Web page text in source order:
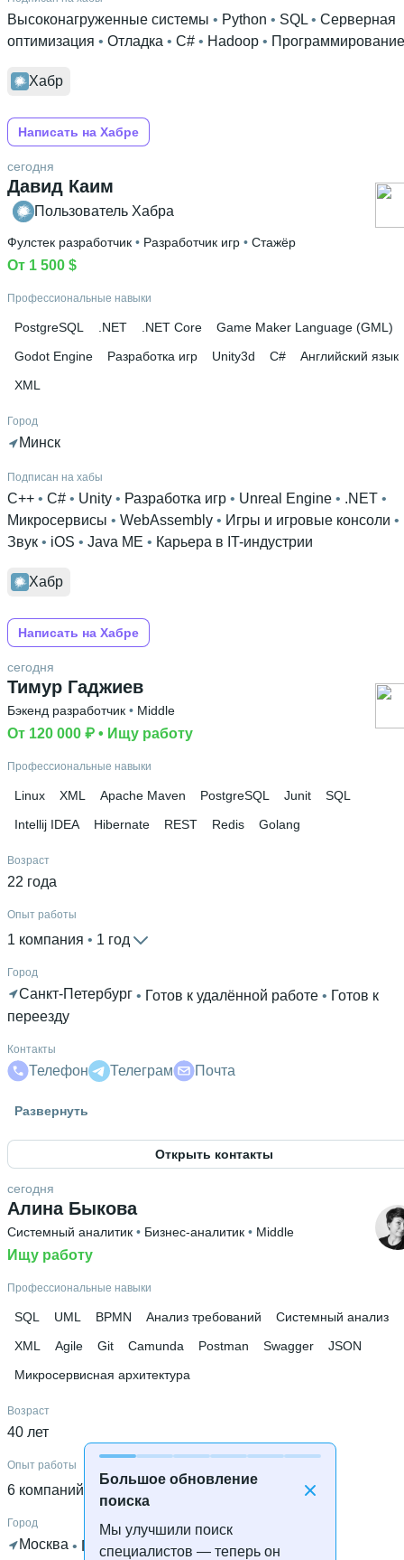
Большое обновление
поиска
Мы улучшили поиск
специалистов — теперь он
Высоконагруженные системы • Python • SQL • Серверная
оптимизация • Отладка • C# • Hadoop • Программирование
Хабр
Написать на Хабре
Давид Каим
сегодня
Пользователь Хабра
Фулстек разработчик • Разработчик игр • Стажёр
От 1 500 $
Профессиональные навыки
PostgreSQL .NET .NET Core
Game Maker Language (GML)
Godot Engine
Разработка игр Unity3d C#
Английский язык
XML
Город
Минск
Подписан на хабы
C++ • C# • Unity • Разработка игр • Unreal Engine • .NET
Микросервисы • WebAssembly • Игры и игровые консоли
Звук • iOS • Java ME • Карьера в IT-индустрии
Хабр
Написать на Хабре
Тимур Гаджиев
сегодня
Бэкенд разработчик • Middle
От 120 000 ₽ • Ищу работу
Профессиональные навыки
Linux XML Apache Maven PostgreSQL Junit
SQL
Intellij IDEA
Hibernate REST Redis Golang
Возраст
22 года
Опыт работы
1 компания 1 год
Город
Санкт-Петербург • Готов к удалённой работе • Готов к
переезду
Контакты
Телефон Телеграм Почта
Гражданство
Высшее образование
СПбГУТ им. М.А. Бонч-Бруевича •
сетей и систем (ИКСС)
Развернуть
Открыть контакты
Алина Быкова
сегодня
Системный аналитик • Бизнес-аналитик • Middle
Ищу работу
Профессиональные навыки
SQL UML BPMN Анализ требований
Системный анализ
XML
Agile Git Camunda Postman Swagger
JSON
Микросервисная архитектура
Возраст
40 лет
Опыт работы
6 компаний
Город
Москва • Готова к удалённой работе